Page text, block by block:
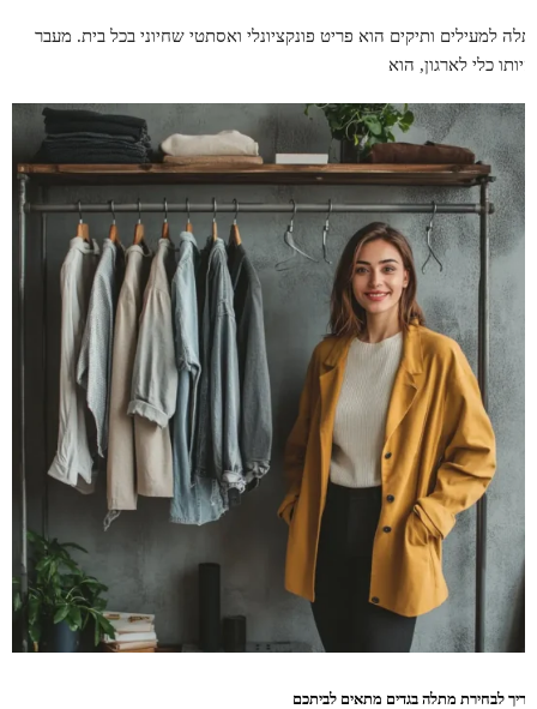
למעילים ותיקים הוא פריט פונקציונלי ואסתטי שחיוני בכל בית. מעבר
כלי לארגון, הוא
לבחירת מתלה בגדים מתאים לביתכם